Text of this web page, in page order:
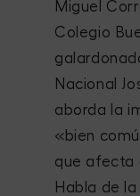
Miguel
Colegio
Nacional
aborda la
«bien
que afecta
Habla de